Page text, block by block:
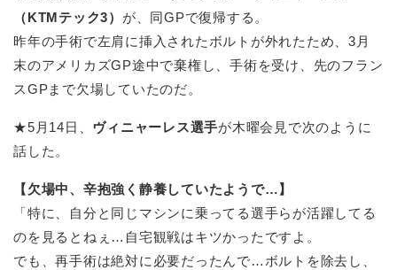
（KTMテック3） が、同GPで復帰する。
昨年の手術で左肩に挿入されたボルトが外れたため、3月
末のアメリカズGP途中で棄権し、手術を受け、先のフラン
スGPまで欠場していたのだ。
★5月14日、 ヴィニャーレス選手が木曜会見で次のように
話した。
【欠場中、辛抱強く静養していたようで…】
「特に、自分と同じマシンに乗ってる選手らが活躍してる
のを見るとねぇ…自宅観戦はキツかったですよ。
でも、再手術は絶対に必要だったんで…ボルトを除去し、